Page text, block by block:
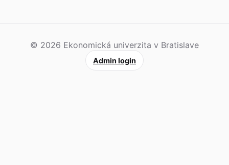
© 2026 Ekonomická univerzita v Bratislave
Admin login